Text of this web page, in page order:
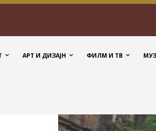
АРТ И ДИЗАЈН ФИЛМ И ТВ